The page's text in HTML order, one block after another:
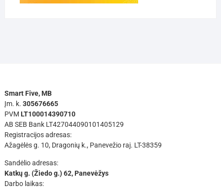
Smart Five, MB
Įm. k. 305676665
PVM LT100014390710
AB SEB Bank LT427044090101405129
Registracijos adresas:
Ažagėlės g. 10, Dragonių k., Panevežio raj. LT-38359
Sandėlio adresas:
Katkų g. (Žiedo g.) 62, Panevėžys
Darbo laikas: